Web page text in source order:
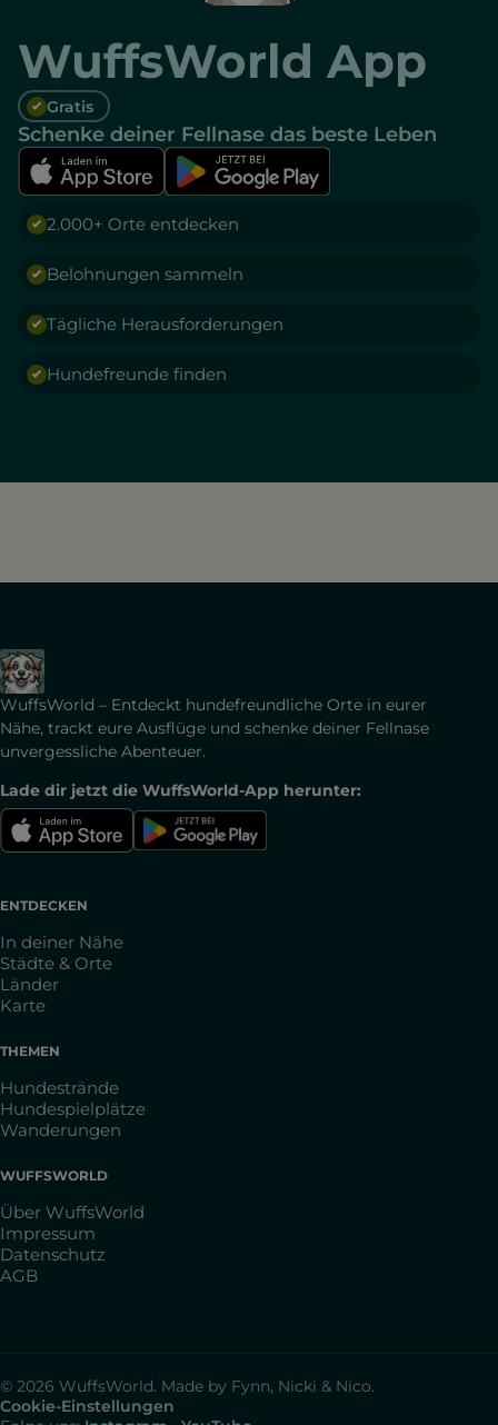
WuffsWorld App
Gratis
Schenke deiner Fellnase das beste Leben
2.000+ Orte entdecken
Belohnungen sammeln
Tägliche Herausforderungen
Hundefreunde finden
WuffsWorld – Entdeckt hundefreundliche Orte in eurer
Nähe, trackt eure Ausflüge und schenke deiner Fellnase
unvergessliche Abenteuer.
Lade dir jetzt die WuffsWorld-App herunter:
ENTDECKEN
In deiner Nähe
Städte & Orte
Länder
Karte
THEMEN
Hundestrände
Hundespielplätze
Wanderungen
WUFFSWORLD
Über WuffsWorld
Impressum
Datenschutz
AGB
© 2026 WuffsWorld. Made by Fynn, Nicki & Nico.
Cookie-Einstellungen